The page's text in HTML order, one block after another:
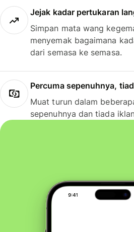
Jejak kadar pertukaran
Simpan mata wang
menyemak bagaimana
dari semasa ke semasa.
Percuma sepenuhnya,
Muat turun dalam
sepenuhnya dan tiada